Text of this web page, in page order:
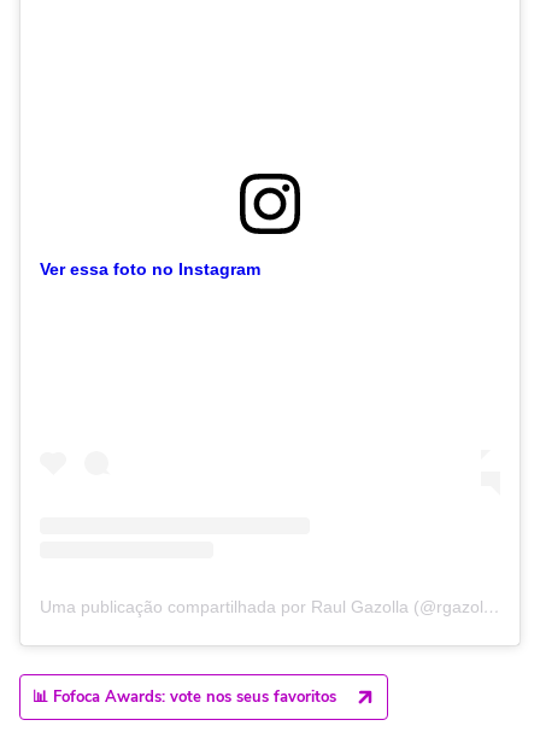
Ver essa foto no Instagram
Uma publicação compartilhada por Raul Gazolla (@rgazolla)
📊 Fofoca Awards: vote nos seus favoritos